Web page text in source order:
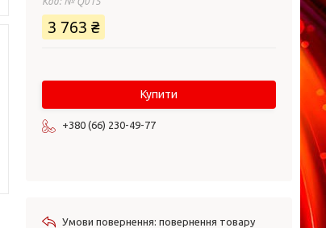
3 763 ₴
Купити
+380 (66) 230-49-77
повернення товару